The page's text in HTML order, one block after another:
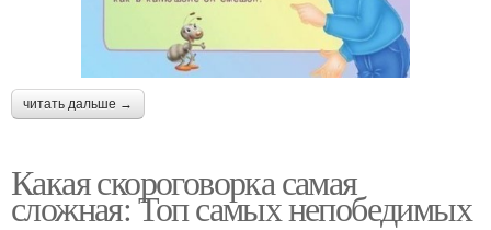
читать дальше →
Какая скороговорка самая
сложная: Топ самых непобедимых